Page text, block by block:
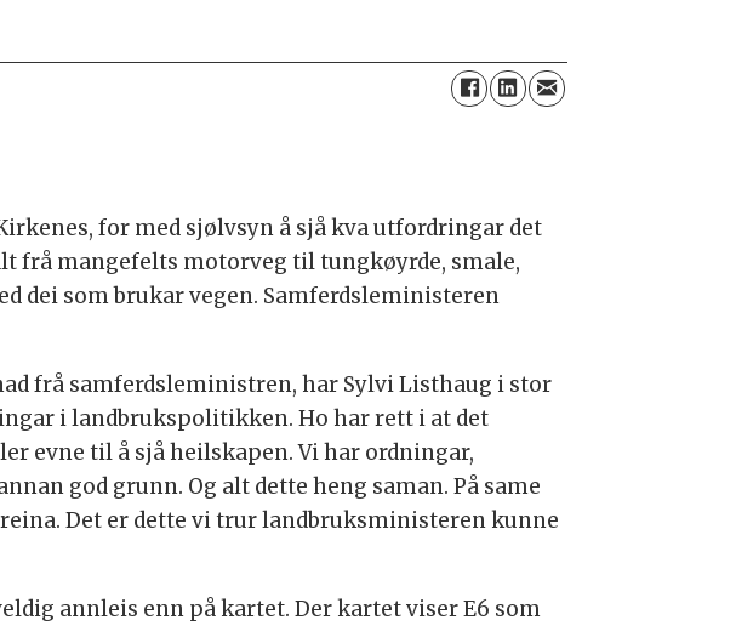
for med sjølvsyn å sjå kva utfordringar det
frå mangefelts motorveg til tungkøyrde, smale,
dei som brukar vegen. Samferdsleministeren
frå samferdsleministren, har Sylvi Listhaug i stor
i landbrukspolitikken. Ho har rett i at det
evne til å sjå heilskapen. Vi har ordningar,
god grunn. Og alt dette heng saman. På same
Det er dette vi trur landbruksministeren kunne
annleis enn på kartet. Der kartet viser E6 som